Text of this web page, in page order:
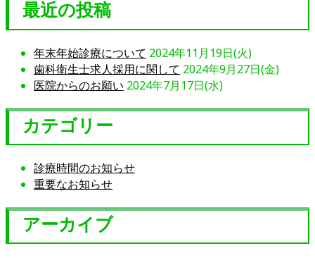
最近の投稿
年末年始診療について 2024年11月19日(火)
歯科衛生士求人採用に関して 2024年9月27日(金)
医院からのお願い 2024年7月17日(水)
カテゴリー
診療時間のお知らせ
重要なお知らせ
アーカイブ